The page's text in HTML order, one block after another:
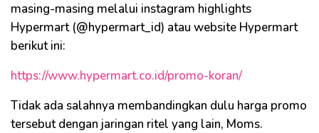
masing-masing melalui instagram highlights
Hypermart (@hypermart_id) atau website Hypermart
berikut ini:
https://www.hypermart.co.id/promo-koran/
Tidak ada salahnya membandingkan dulu harga promo
tersebut dengan jaringan ritel yang lain, Moms.